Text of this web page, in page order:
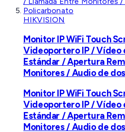
HIKVISION
Monitor IP WiFi Touch
Videoportero IP / Vídeo
Estándar / Apertura
Monitores / Audio de
Monitor IP WiFi Touch
Videoportero IP / Vídeo
Estándar / Apertura
Monitores / Audio de